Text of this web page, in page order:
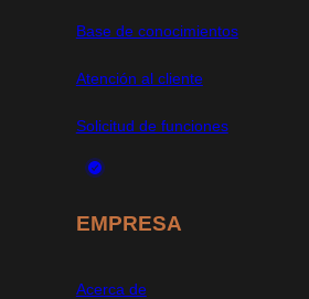
Base de conocimientos
Atención al cliente
Solicitud de funciones
EMPRESA
Acerca de